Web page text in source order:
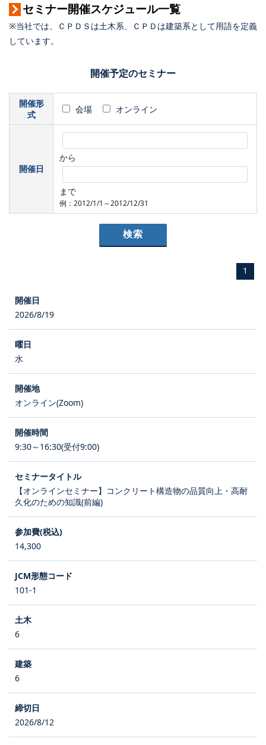
セミナー開催スケジュール一覧
※当社では、ＣＰＤＳは土木系、ＣＰＤは建築系として用語を定義
しています。
開催予定のセミナー
開催形
式
会場 オンライン
開催日
から
まで
例：2012/1/1～2012/12/31
1
2026/8/19
水
オンライン(Zoom)
9:30～16:30(受付9:00)
【オンラインセミナー】コンクリート構造物の品質向上・高耐
久化のための知識(前編)
14,300
101-1
6
6
2026/8/12